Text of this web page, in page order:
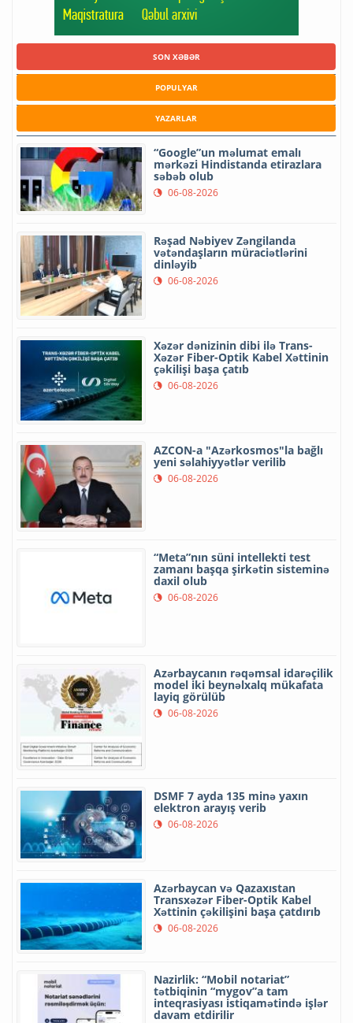
SON XƏBƏR
POPULYAR
YAZARLAR
“Google”un məlumat emalı
mərkəzi Hindistanda etirazlara
səbəb olub
06-08-2026
Rəşad Nəbiyev Zəngilanda
vətəndaşların müraciətlərini
dinləyib
06-08-2026
Xəzər dənizinin dibi ilə Trans-
Xəzər Fiber-Optik Kabel Xəttinin
çəkilişi başa çatıb
06-08-2026
AZCON-a "Azərkosmos"la bağlı
yeni səlahiyyətlər verilib
06-08-2026
“Meta”nın süni intellekti test
zamanı başqa şirkətin sisteminə
daxil olub
06-08-2026
Azərbaycanın rəqəmsal idarəçilik
model iki beynəlxalq mükafata
layiq görülüb
06-08-2026
DSMF 7 ayda 135 minə yaxın
elektron arayış verib
06-08-2026
Azərbaycan və Qazaxıstan
Transxəzər Fiber-Optik Kabel
Xəttinin çəkilişini başa çatdırıb
06-08-2026
Nazirlik: “Mobil notariat”
tətbiqinin “mygov”a tam
inteqrasiyası istiqamətində işlər
davam etdirilir